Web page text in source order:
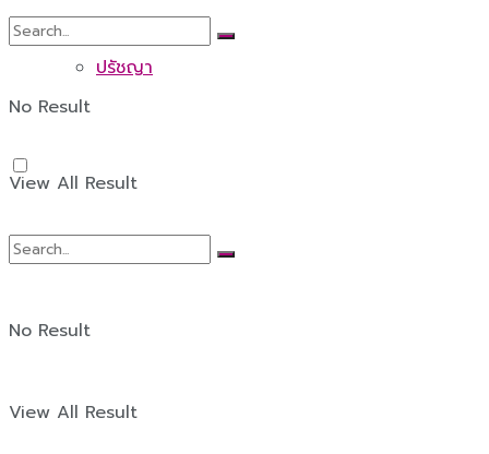
ปรัชญา
No Result
View All Result
No Result
View All Result